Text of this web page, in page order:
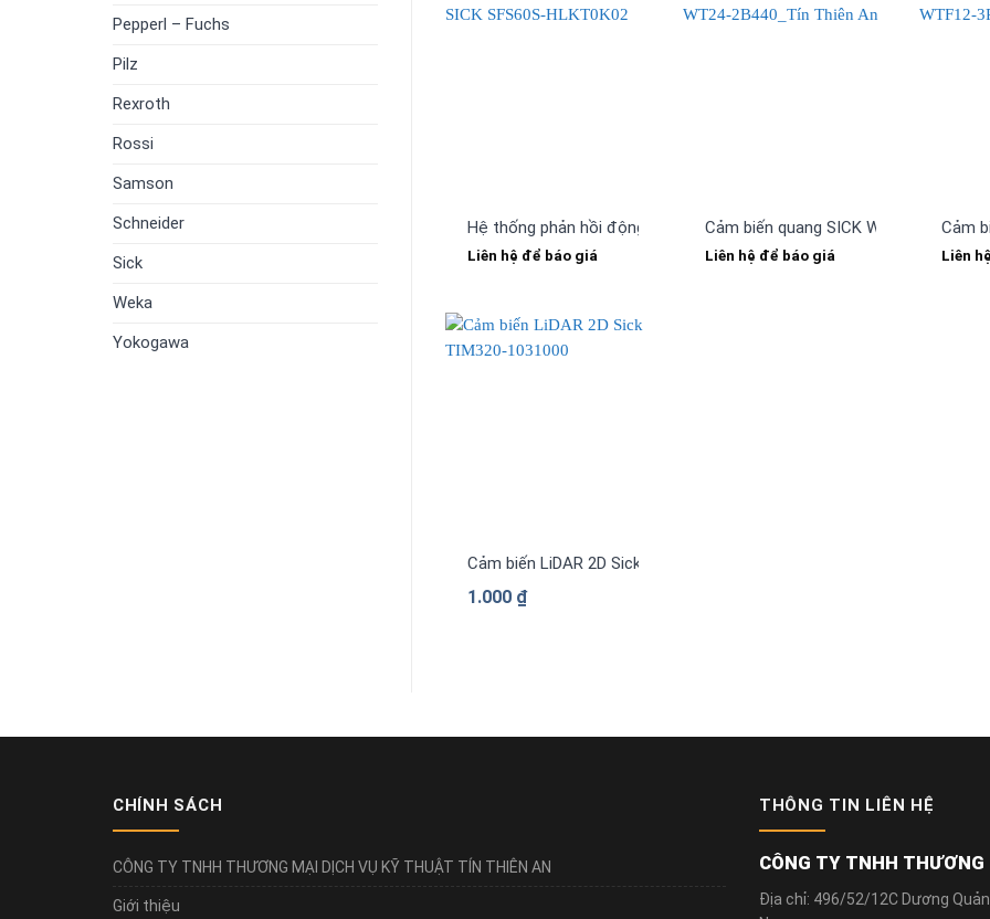
Pepperl – Fuchs
Pilz
Rexroth
Rossi
Samson
Schneider
Sick
Weka
Yokogawa
Hệ thống phản hồi động cơ SICK SFS60S-HLKT0K02
Liên hệ để báo giá
Cảm biến quang SICK WT24-2B440
Liên hệ để báo giá
Cảm
Liên
Cảm biến LiDAR 2D Sick TIM320-1031000
1.000 ₫
CHÍNH SÁCH
CÔNG TY TNHH THƯƠNG MẠI DỊCH VỤ KỸ THUẬT TÍN THIÊN AN
Giới thiệu
THÔNG TIN LIÊN HỆ
CÔNG TY TNHH
Địa chỉ: 496/52/12C Dương